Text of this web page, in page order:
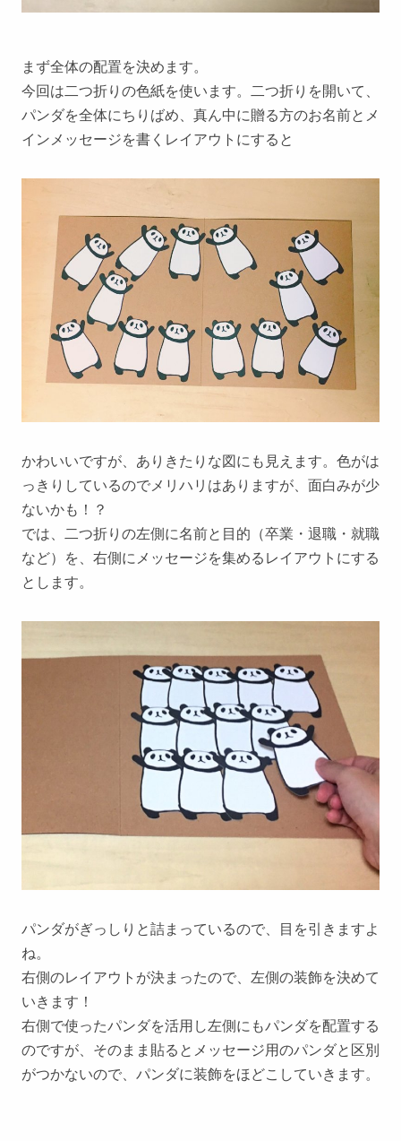
まず全体の配置を決めます。
今回は二つ折りの色紙を使います。二つ折りを開いて、
パンダを全体にちりばめ、真ん中に贈る方のお名前とメ
インメッセージを書くレイアウトにすると
かわいいですが、ありきたりな図にも見えます。色がは
っきりしているのでメリハリはありますが、面白みが少
ないかも！？
では、二つ折りの左側に名前と目的（卒業・退職・就職
など）を、右側にメッセージを集めるレイアウトにする
とします。
パンダがぎっしりと詰まっているので、目を引きますよ
ね。
右側のレイアウトが決まったので、左側の装飾を決めて
いきます！
右側で使ったパンダを活用し左側にもパンダを配置する
のですが、そのまま貼るとメッセージ用のパンダと区別
がつかないので、パンダに装飾をほどこしていきます。